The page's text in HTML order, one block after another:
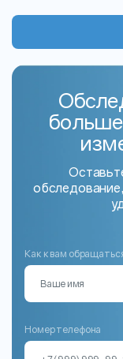
Как к вам
Номер телефона